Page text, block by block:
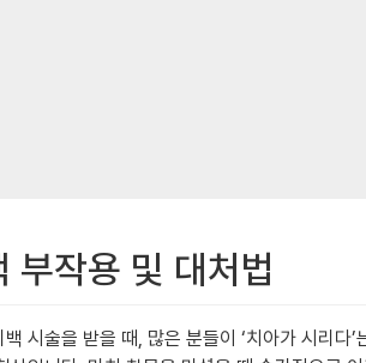
부작용 및 대처법
시술을 받을 때, 많은 분들이 ‘치아가 시리